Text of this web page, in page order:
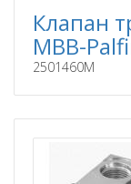
Клапан
MBB-
2501460M